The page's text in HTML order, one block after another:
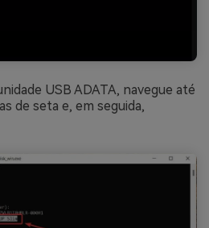
USB ADATA, navegue até
de seta e, em seguida,